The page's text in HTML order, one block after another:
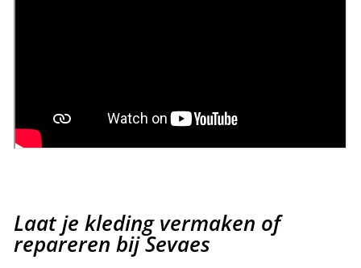
Laat je kleding vermaken of
repareren bij Sevaes